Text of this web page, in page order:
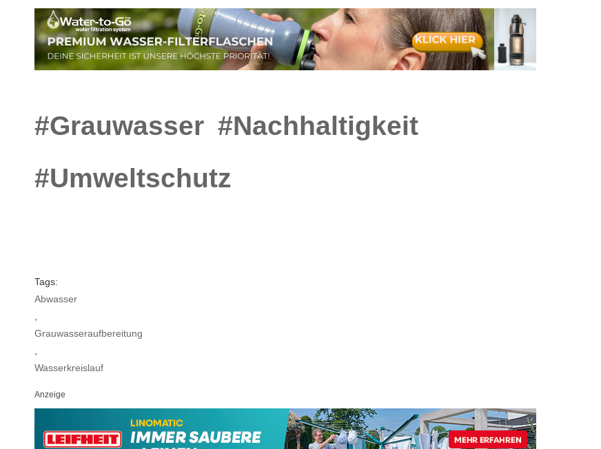
#Grauwasser #Nachhaltigkeit
#Umweltschutz
Tags:
Abwasser
Grauwasseraufbereitung
Wasserkreislauf
Anzeige